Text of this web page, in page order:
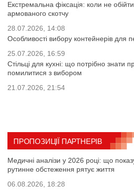
Екстремальна фіксація: коли не
армованого скотчу
28.07.2026, 14:08
Особливості вибору контейнерів для
25.07.2026, 16:59
Стільці для кухні: що потрібно знати
помилитися з вибором
21.07.2026, 21:54
ПРОПОЗИЦІЇ ПАРТНЕРІВ
Медичні аналізи у 2026 році: що
рутинне обстеження рятує життя
06.08.2026, 18:28